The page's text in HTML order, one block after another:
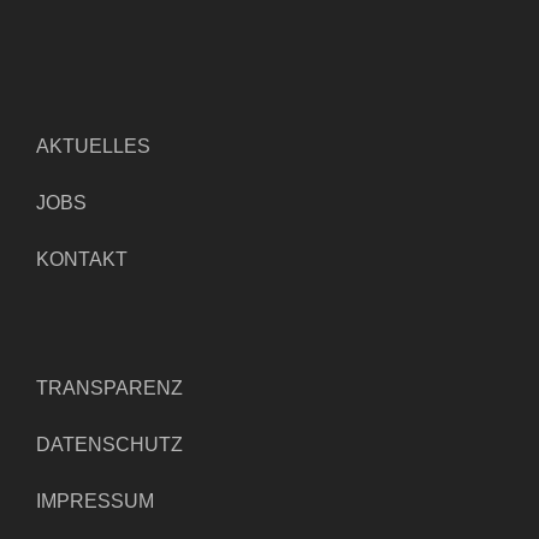
AKTUELLES
JOBS
KONTAKT
TRANSPARENZ
DATENSCHUTZ
IMPRESSUM